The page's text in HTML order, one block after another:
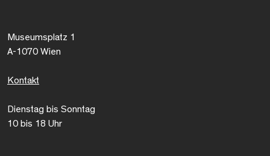
Museumsplatz 1
A-1070 Wien
Kontakt
Dienstag bis Sonntag
10 bis 18 Uhr